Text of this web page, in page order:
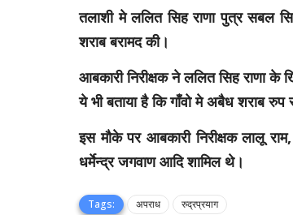
तलाशी मे ललित सिह राणा पुत्र सबल
शराब बरामद की।
आबकारी निरीक्षक ने ललित सिह राणा
ये भी बताया है कि गाँवो मे अबैध शराब
इस मौके पर आबकारी निरीक्षक लालू
धर्मेन्द्र जगवाण आदि शामिल थे।
Tags: अपराध
रुद्रप्रयाग